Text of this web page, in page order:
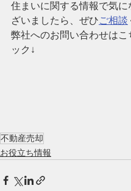
住まいに関する情報で気に
ざいましたら、ぜひご相談
弊社へのお問い合わせはこ
ック↓
不動産売却
お役立ち情報